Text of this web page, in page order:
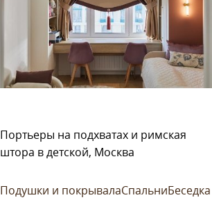
Портьеры на подхватах и римская
штора в детской, Москва
Подушки и покрывалаСпальниБеседка